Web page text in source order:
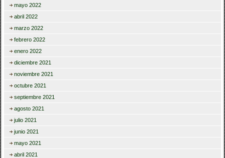
mayo 2022
abril 2022
marzo 2022
febrero 2022
enero 2022
diciembre 2021
noviembre 2021
octubre 2021
septiembre 2021
agosto 2021
julio 2021
junio 2021
mayo 2021
abril 2021